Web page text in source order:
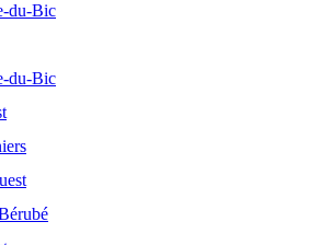
du-Bic
du-Bic